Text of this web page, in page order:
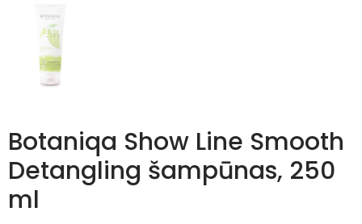
Botaniqa Show Line Smooth
Detangling šampūnas, 250
ml